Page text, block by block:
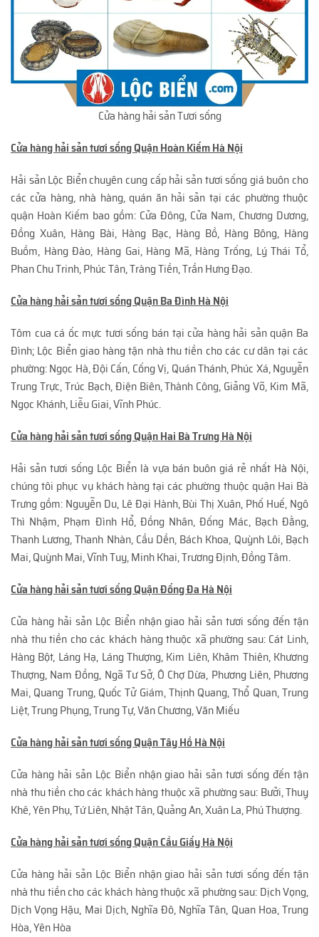
Cửa hàng hải sản Tươi sống
Cửa hàng hải sản tươi sống Quận Hoàn Kiếm Hà Nội
Hải sản Lộc Biển chuyên cung cấp hải sản tươi sống giá buôn cho
các cửa hàng, nhà hàng, quán ăn hải sản tại các phường thuộc
quận Hoàn Kiếm bao gồm: Cửa Đông, Cửa Nam, Chương Dương,
Đồng Xuân, Hàng Bài, Hàng Bạc, Hàng Bồ, Hàng Bông, Hàng
Buồm, Hàng Đào, Hàng Gai, Hàng Mã, Hàng Trống, Lý Thái Tổ,
Phan Chu Trinh, Phúc Tân, Tràng Tiền, Trần Hưng Đạo.
Cửa hàng hải sản tươi sống Quận Ba Đình Hà Nội
Tôm cua cá ốc mực tươi sống bán tại cửa hàng hải sản quận Ba
Đình; Lộc Biển giao hàng tận nhà thu tiền cho các cư dân tại các
phường: Ngọc Hà, Đội Cấn, Cống Vị, Quán Thánh, Phúc Xá, Nguyễn
Trung Trực, Trúc Bạch, Điện Biên, Thành Công, Giảng Võ, Kim Mã,
Ngọc Khánh, Liễu Giai, Vĩnh Phúc.
Cửa hàng hải sản tươi sống Quận Hai Bà Trưng Hà Nội
Hải sản tươi sống Lộc Biển là vựa bán buôn giá rẻ nhất Hà Nội,
chúng tôi phục vụ khách hàng tại các phường thuộc quận Hai Bà
Trưng gồm: Nguyễn Du, Lê Đại Hành, Bùi Thị Xuân, Phố Huế, Ngô
Thì Nhậm, Phạm Đình Hổ, Đồng Nhân, Đống Mác, Bạch Đằng,
Thanh Lương, Thanh Nhàn, Cầu Dền, Bách Khoa, Quỳnh Lôi, Bạch
Mai, Quỳnh Mai, Vĩnh Tuy, Minh Khai, Trương Định, Đồng Tâm.
Cửa hàng hải sản tươi sống Quận Đống Đa Hà Nội
Cửa hàng hải sản Lộc Biển nhận giao hải sản tươi sống đến tận
nhà thu tiền cho các khách hàng thuộc xã phường sau: Cát Linh,
Hàng Bột, Láng Hạ, Láng Thượng, Kim Liên, Khâm Thiên, Khương
Thượng, Nam Đồng, Ngã Tư Sở, Ô Chợ Dừa, Phương Liên, Phương
Mai, Quang Trung, Quốc Tử Giám, Thịnh Quang, Thổ Quan, Trung
Liệt, Trung Phụng, Trung Tự, Văn Chương, Văn Miếu
Cửa hàng hải sản tươi sống Quận Tây Hồ Hà Nội
Cửa hàng hải sản Lộc Biển nhận giao hải sản tươi sống đến tận
nhà thu tiền cho các khách hàng thuộc xã phường sau: Bưởi, Thuỵ
Khê, Yên Phụ, Tứ Liên, Nhật Tân, Quảng An, Xuân La, Phú Thượng.
Cửa hàng hải sản tươi sống Quận Cầu Giấy Hà Nội
Cửa hàng hải sản Lộc Biển nhận giao hải sản tươi sống đến tận
nhà thu tiền cho các khách hàng thuộc xã phường sau: Dịch Vọng,
Dịch Vọng Hậu, Mai Dịch, Nghĩa Đô, Nghĩa Tân, Quan Hoa, Trung
Hòa, Yên Hòa